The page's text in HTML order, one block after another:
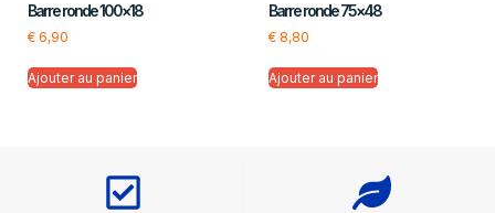
Barre ronde 100×18
€ 6,90
Ajouter au panier
Barre ronde 75×48
€8,80
Ajouter au panier